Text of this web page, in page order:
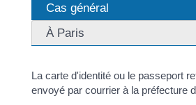
Cas général
À Paris
La carte d'identité ou le passeport
envoyé par courrier à la préfecture